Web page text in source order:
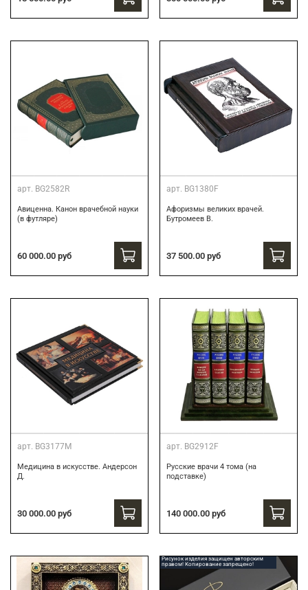
арт. BG2582R
Авиценна. Канон врачебной науки
(в футляре)
60 000.00 руб
арт. BG1380F
Афоризмы великих врачей.
Бутромеев В.
37 500.00 руб
арт. BG3177M
Медицина в искусстве. Андерсон
Д.
30 000.00 руб
арт. BG2912F
Русские врачи 4 тома (на
подставке)
140 000.00 руб
Рисунок изделия защищен авторским
правом! Копирование запрещено!